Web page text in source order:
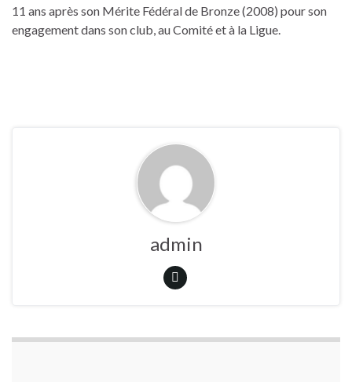
11 ans après son Mérite Fédéral de Bronze (2008) pour son
engagement dans son club, au Comité et à la Ligue.
admin